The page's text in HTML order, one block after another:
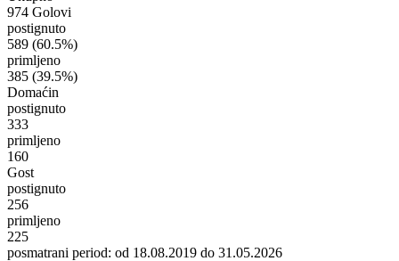
974 Golovi
postignuto
589 (60.5%)
primljeno
385 (39.5%)
Domaćin
postignuto
333
primljeno
160
Gost
postignuto
256
primljeno
225
posmatrani period: od 18.08.2019 do 31.05.2026